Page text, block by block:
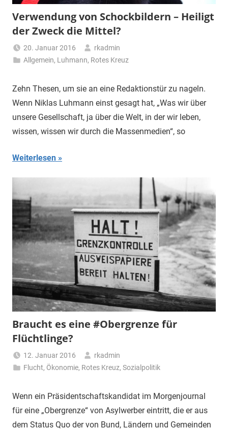
Verwendung von Schockbildern – Heiligt
der Zweck die Mittel?
20. Januar 2016
rkadmin
Allgemein, Luhmann, Rotes Kreuz
Zehn Thesen, um sie an eine Redaktionstür zu nageln.
Wenn Niklas Luhmann einst gesagt hat, „Was wir über
unsere Gesellschaft, ja über die Welt, in der wir leben,
wissen, wissen wir durch die Massenmedien“, so
Weiterlesen
Braucht es eine #Obergrenze für
Flüchtlinge?
12. Januar 2016
rkadmin
Flucht, Ökonomie, Rotes Kreuz,Sozialpolitik
Wenn ein Präsidentschaftskandidat im Morgenjournal
für eine „Obergrenze“ von Asylwerber eintritt, die er aus
dem Status Quo der von Bund, Ländern und Gemeinden